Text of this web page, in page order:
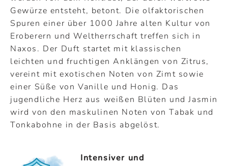
Gewürze entsteht, betont. Die olfaktorischen
Spuren einer über 1000 Jahre alten Kultur von
Eroberern und Weltherrschaft treffen sich in
Naxos. Der Duft startet mit klassischen
leichten und fruchtigen Anklängen von Zitrus,
vereint mit exotischen Noten von Zimt sowie
einer Süße von Vanille und Honig. Das
jugendliche Herz aus weißen Blüten und Jasmin
wird von den maskulinen Noten von Tabak und
Tonkabohne in der Basis abgelöst.
Intensiver und